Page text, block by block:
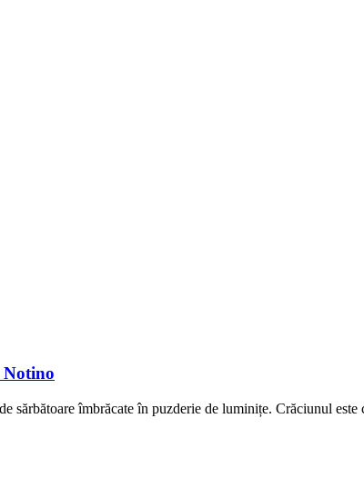
Notino
sărbătoare îmbrăcate în puzderie de luminițe. Crăciunul